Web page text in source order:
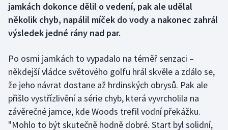
Curling
Florbal
Futsal
Golf
jamkách dokonce dělil o vedení, pak ale udělal
několik chyb, napálil míček do vody a nakonec zahrál
výsledek jedné rány nad par.
Po osmi jamkách to vypadalo na téměř senzaci –
někdejší vládce světového golfu hrál skvěle a zdálo se,
že jeho návrat dostane až hrdinských obrysů. Pak ale
přišlo vystřízlivění a série chyb, která vyvrcholila na
závěrečné jamce, kde Woods trefil vodní překážku.
"Mohlo to být skutečně hodně dobré. Start byl solidní,